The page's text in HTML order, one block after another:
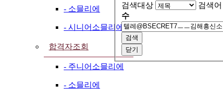
- 소믈리에
- 시니어소믈리에
합격자조회
- 주니어소믈리에
- 소믈리에
검색대상 검색어
수
검색
닫기